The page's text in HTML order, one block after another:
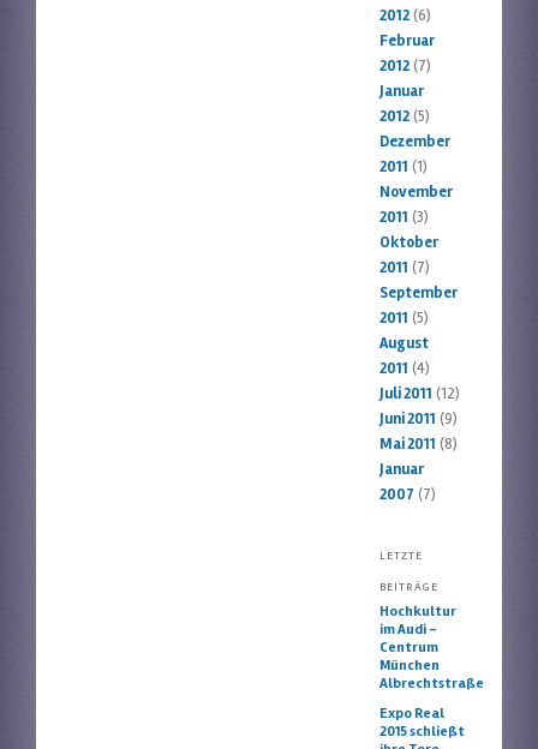
2012(6)
Februar
2012(7)
Januar
2012(5)
Dezember
2011 (1)
November
2011 (3)
Oktober
2011 (7)
September
2011 (5)
August
2011 (4)
Juli 2011 (12)
Juni 2011 (9)
Mai 2011 (8)
Januar
2007 (7)
LETZTE
BEITRÄGE
Hochkultur
im Audi –
Centrum
München
Albrechtstraße
Expo Real
2015 schließt